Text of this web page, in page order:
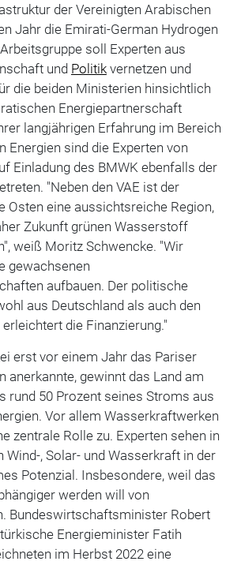
der Vereinigten Arabischen
Jahr die Emirati-German Hydrogen
soll Experten aus
und Politikvernetzen und
die beiden Ministerien hinsichtlich
Energiepartnerschaft
langjährigen Erfahrung im Bereich
Energien sind die Experten von
Einladung des BMWK ebenfalls der
"Neben den VAE ist der
Osten eine aussichtsreiche Region,
Zukunft grünen Wasserstoff
weiß Moritz Schwencke. "Wir
gewachsenen
aufbauen. Der politische
aus Deutschland als auch den
die Finanzierung."
erst vor einem Jahr das Pariser
anerkannte, gewinnt das Land am
rund 50 Prozent seines Stroms aus
Vor allem Wasserkraftwerken
zentrale Rolle zu. Experten sehen in
Wind-, Solar- und Wasserkraft in der
Potenzial. Insbesondere, weil das
werden will von
Bundeswirtschaftsminister Robert
Energieminister Fatih
im Herbst 2022 eine